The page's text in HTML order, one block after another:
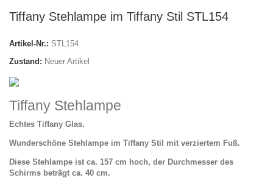
Tiffany Stehlampe im Tiffany Stil STL154
Artikel-Nr.: STL154
Zustand: Neuer Artikel
Tiffany Stehlampe
Echtes Tiffany Glas.
Wunderschöne Stehlampe im Tiffany Stil mit verziertem Fuß.
Diese Stehlampe ist ca. 157 cm hoch, der Durchmesser des
Schirms beträgt ca. 40 cm.